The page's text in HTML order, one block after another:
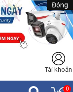
Đóng
Tài khoản
0